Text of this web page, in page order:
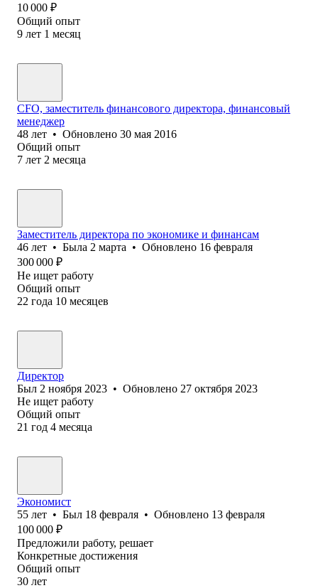
10 000 ₽
Общий опыт
9 лет 1 месяц
CFO, заместитель финансового директора, финансовый
менеджер
48 лет • Обновлено 30 мая 2016
Общий опыт
7 лет 2 месяца
Заместитель директора по экономике и финансам
46 лет • Была 2 марта • Обновлено 16 февраля
300 000 ₽
Не ищет работу
Общий опыт
22 года 10 месяцев
Директор
Был 2 ноября 2023 • Обновлено 27 октября 2023
Не ищет работу
Общий опыт
21 год 4 месяца
Экономист
55 лет • Был 18 февраля • Обновлено 13 февраля
100 000 ₽
Предложили работу, решает
Конкретные достижения
Общий опыт
30 лет